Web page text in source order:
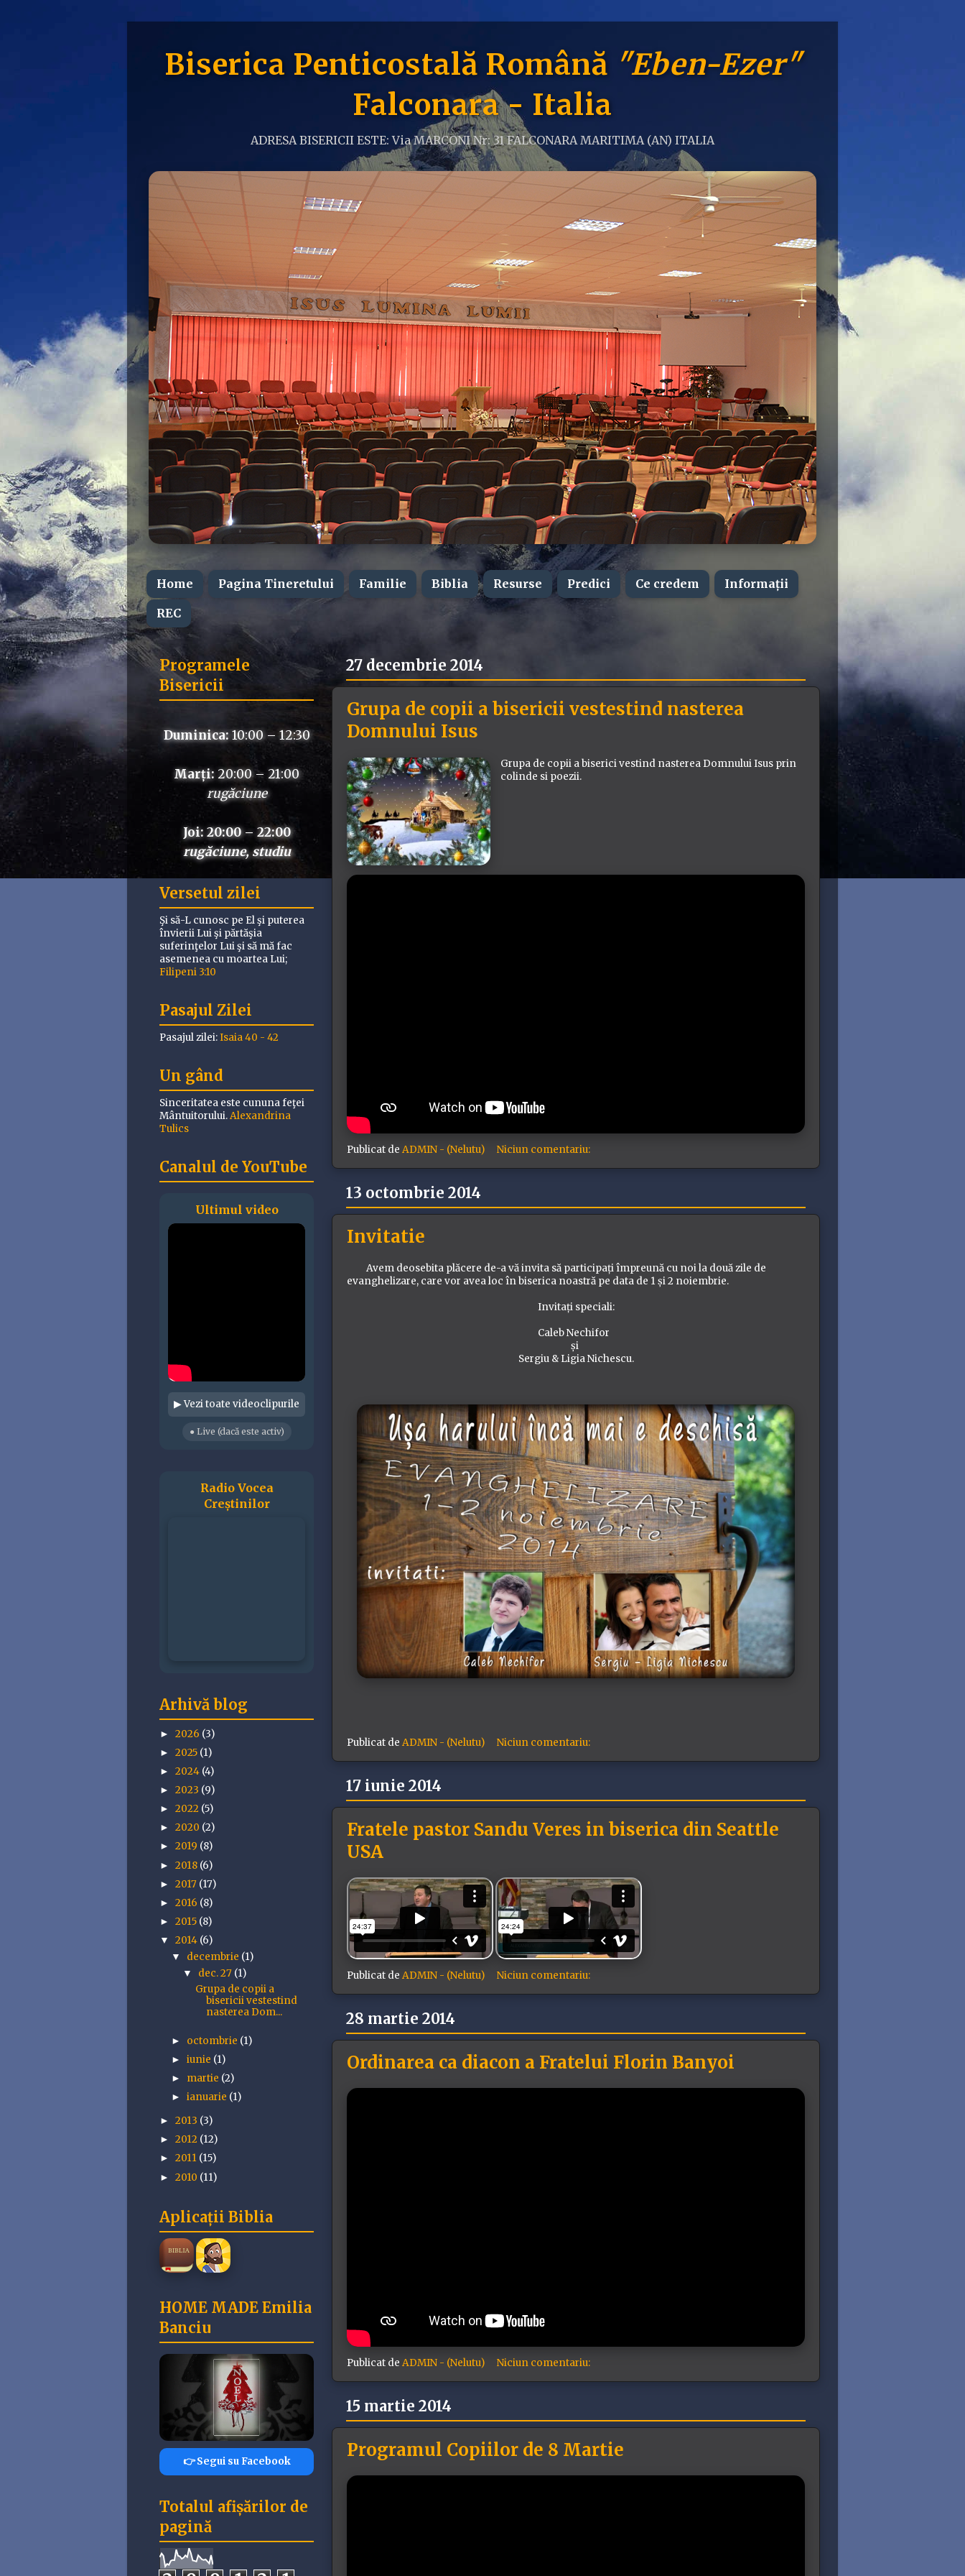
Biserica Penticostală Română "Eben-Ezer"
Falconara - Italia
ADRESA BISERICII ESTE: Via MARCONI Nr: 31 FALCONARA MARITIMA (AN) ITALIA
Home Pagina Tineretului Familie Biblia Resurse Predici Ce credem Informații
REC
27 decembrie 2014
Grupa de copii a bisericii vestestind nasterea
Domnului Isus
Grupa de copii a biserici vestind nasterea Domnului Isus prin
colinde si poezii.
Publicat de ADMIN - (Nelutu) Niciun comentariu:
13 octombrie 2014
Invitatie
Avem deosebita plăcere de-a vă invita să participați împreună cu noi la două zile de
evanghelizare, care vor avea loc în biserica noastră pe data de 1 și 2 noiembrie.
Invitați speciali:
Caleb Nechifor
și
Sergiu & Ligia Nichescu.
Publicat de ADMIN - (Nelutu) Niciun comentariu:
17 iunie 2014
Fratele pastor Sandu Veres in biserica din Seattle
USA
Publicat de ADMIN - (Nelutu) Niciun comentariu:
28 martie 2014
Ordinarea ca diacon a Fratelui Florin Banyoi
Publicat de ADMIN - (Nelutu) Niciun comentariu:
15 martie 2014
Programul Copiilor de 8 Martie
Programele
Bisericii
Duminica: 10:00 – 12:30
Marți:20:00 – 21:00
rugăciune
Joi: 20:00 – 22:00
rugăciune, studiu
Versetul zilei
Şi să-L cunosc pe El şi puterea
învierii Lui şi părtăşia
suferinţelor Lui şi să mă fac
asemenea cu moartea Lui;
Filipeni 3:10
Pasajul Zilei
Pasajul zilei:Isaia 40 - 42
Un gând
Sinceritatea este cununa feţei
Mântuitorului.Alexandrina
Tulics
Canalul de YouTube
Ultimul video
▶ Vezi toate videoclipurile
● Live (dacă este activ)
Radio Vocea
Creștinilor
Arhivă blog
► 2026 (3)
► 2025 (1)
► 2024 (4)
► 2023 (9)
► 2022 (5)
► 2020 (2)
► 2019 (8)
► 2018 (6)
► 2017 (17)
► 2016 (8)
► 2015 (8)
▼ 2014 (6)
▼ decembrie (1)
▼ dec. 27 (1)
Grupa de copii a
bisericii vestestind
nasterea Dom...
► octombrie (1)
►iunie (1)
► martie (2)
►ianuarie (1)
► 2013 (3)
► 2012 (12)
► 2011 (15)
► 2010 (11)
Aplicații Biblia
HOME MADE Emilia
Banciu
👉 Segui su Facebook
Totalul afișărilor de
pagină